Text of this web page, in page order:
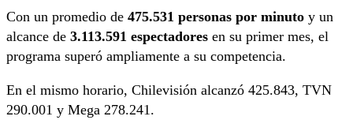
Con un promedio de 475.531 personas por minuto y un
alcance de 3.113.591 espectadores en su primer mes, el
programa superó ampliamente a su competencia.
En el mismo horario, Chilevisión alcanzó 425.843, TVN
290.001 y Mega 278.241.